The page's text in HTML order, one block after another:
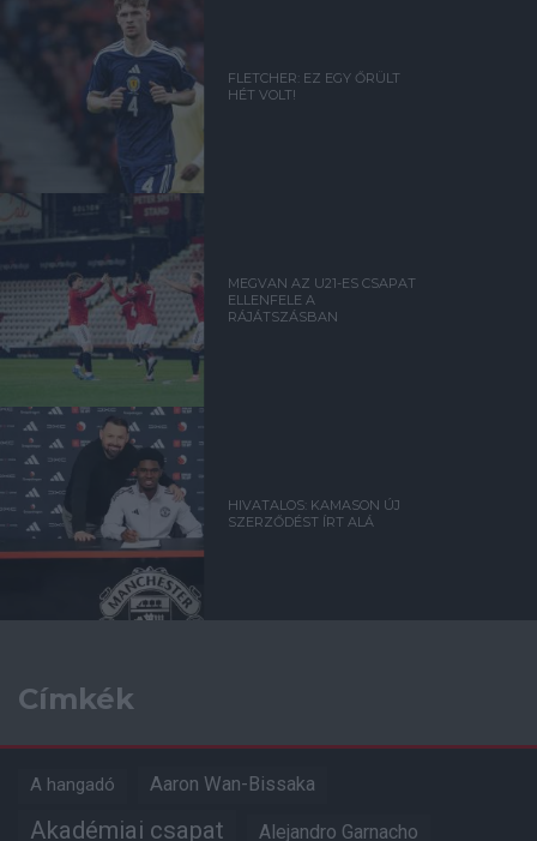
FLETCHER: EZ EGY ŐRÜLT
HÉT VOLT!
MEGVAN AZ U21-ES CSAPAT
ELLENFELE A
RÁJÁTSZÁSBAN
HIVATALOS: KAMASON ÚJ
SZERZŐDÉST ÍRT ALÁ
Címkék
A hangadó Aaron Wan-Bissaka
Akadémiai csapat Alejandro Garnacho